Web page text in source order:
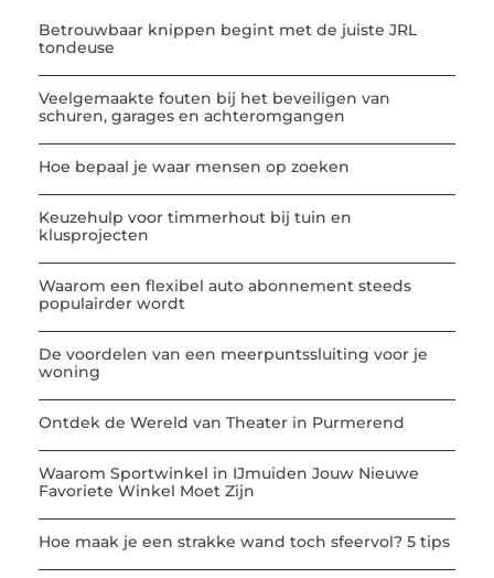
Betrouwbaar knippen begint met de juiste JRL
tondeuse
Veelgemaakte fouten bij het beveiligen van
schuren, garages en achteromgangen
Hoe bepaal je waar mensen op zoeken
Keuzehulp voor timmerhout bij tuin en
klusprojecten
Waarom een flexibel auto abonnement steeds
populairder wordt
De voordelen van een meerpuntssluiting voor je
woning
Ontdek de Wereld van Theater in Purmerend
Waarom Sportwinkel in IJmuiden Jouw Nieuwe
Favoriete Winkel Moet Zijn
Hoe maak je een strakke wand toch sfeervol? 5 tips